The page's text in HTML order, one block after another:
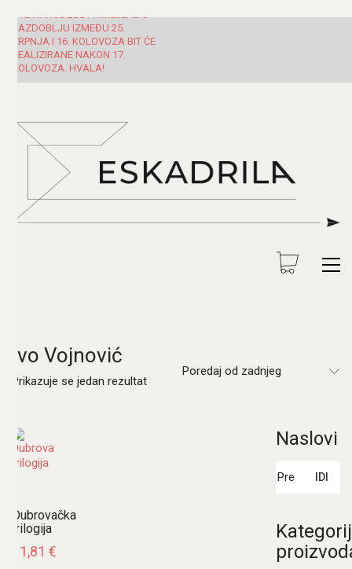
SVE NARUDŽBE PRIMLJENE U
RAZDOBLJU IZMEĐU 25.
SRPNJA I 16. KOLOVOZA BIT ĆE
REALIZIRANE NAKON 17.
KOLOVOZA. HVALA!
Ivo Vojnović
Prikazuje se jedan rezultat
Poredaj od zadnjeg
Dubrovačka
trilogija
11,81 €
Naslovi
IDI